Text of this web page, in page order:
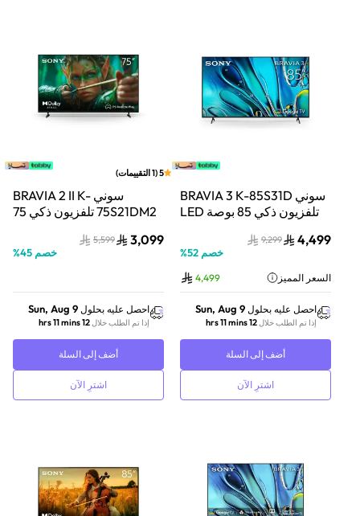
سوني BRAVIA 3 K-85S31D
تلفزيون ذكي 85 بوصة LED
ونظام Google TV
4,499
9,299
خصم 52
%
السعر المميز 4,499
احصل عليه بحلول Sun, Aug 9
إذا تم الطلب خلال12 hrs 11 mins
أضف إلى السلة
اشترِ الآن
5
(
1التقييمات)
سوني BRAVIA 2 II K-
75S21DM2 تلفزيون ذكي 75
ونظام Google TV
3,099
5,599
خصم 45
%
احصل عليه بحلول Sun, Aug 9
إذا تم الطلب خلال12 hrs 11 mins
أضف إلى السلة
اشترِ الآن